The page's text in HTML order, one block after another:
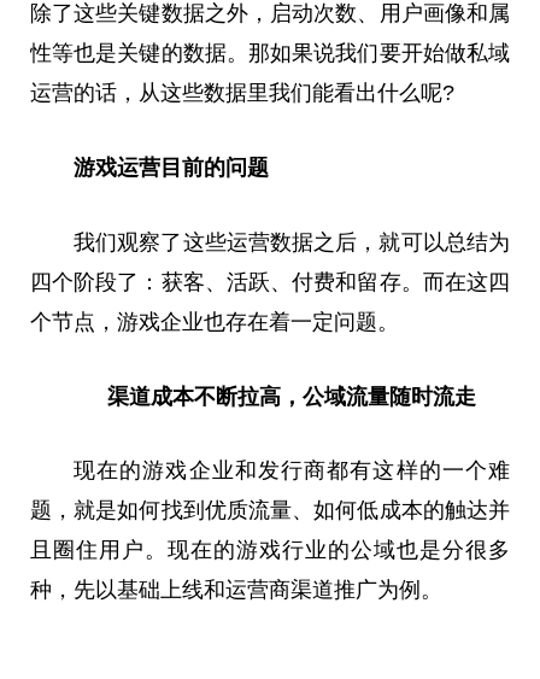
除了这些关键数据之外，启动次数、用户画像和属
性等也是关键的数据。那如果说我们要开始做私域
运营的话，从这些数据里我们能看出什么呢?
游戏运营目前的问题
我们观察了这些运营数据之后，就可以总结为
四个阶段了：获客、活跃、付费和留存。而在这四
个节点，游戏企业也存在着一定问题。
渠道成本不断拉高，公域流量随时流走
现在的游戏企业和发行商都有这样的一个难
题，就是如何找到优质流量、如何低成本的触达并
且圈住用户。现在的游戏行业的公域也是分很多
种，先以基础上线和运营商渠道推广为例。